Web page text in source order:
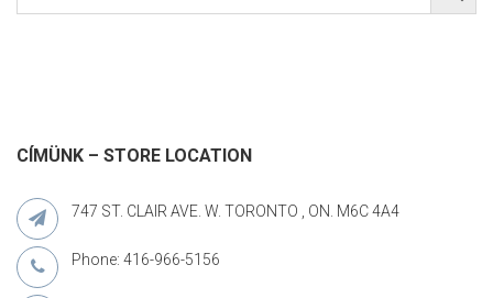
CÍMÜNK – STORE LOCATION
747 ST. CLAIR AVE. W. TORONTO , ON. M6C 4A4
Phone: 416-966-5156